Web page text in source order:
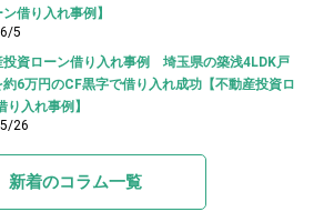
借り入れ事例】
5
投資ローン借り入れ事例 埼玉県の築浅4LDK戸
約6万円のCF黒字で借り入れ成功【不動産投資ロ
り入れ事例】
26
新着のコラム一覧